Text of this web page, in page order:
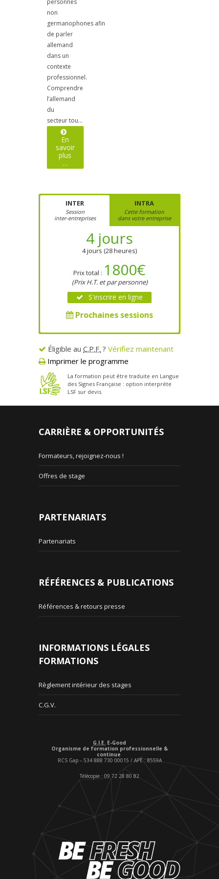
données européenes dans le
secteur de la pharmacologie
personnes
non
germanophones afin
de parler
allemand
dans un
contexte
professionnel.
Comprendre
l’allemand
du
secteur tou…
En
savoir
plus
…
INTER
Session
inter-entreprises
INTRA
Cette formation
dans votre entreprise
4 jours
4 jours (28 heures)
Prix total : 1800€
(Prix H.T. et par personne)
S'inscrire en ligne
Prochaines sessions
4 jours
4 jours (28 heures)
5940€
(Prix H.T. jusqu'à 12 personnes)
Réservez une date
Réponse sous 48h ouvrées
Éligible au C.P.F. ? Vérifiez maintenant
Imprimer le programme
La formation peut être traduite en Langue
des Signes Française : option interprète
LSF sur devis.
CARRIÈRE & OPPORTUNITÉS
Formateurs, rejoignez-nous !
Offres de stage
PARTENARIATS
Partenariats
RÉFÉRENCES & PUBLICATIONS
Références & retours presse
INFORMATIONS LÉGALES
FORMATIONS
Règlement intérieur des stages
C.G.V.
G.I.E. E-Good
Organisme de formation professionnelle &
continue
RCS Gap – 534 888 730 00015 / APE : 8559A
Télécopie : 09 72 28 80 82